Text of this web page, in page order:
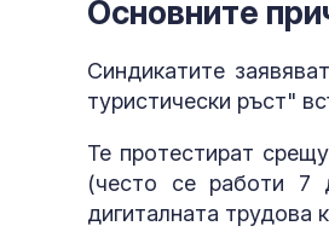
Основните
Синдикатите
туристически ръст"
Те протестират
(често се работи 7
дигиталната трудова